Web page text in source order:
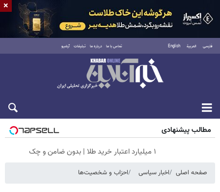
فارسی العربية English تماس با ما درباره ما تبلیغات آرشیو
جمعه ۱۶ مرداد ۱۴۰۵
مطالب پیشنهادی
۱ میلیارد اعتبار خرید طلا | بدون ضامن و چک
صفحه اصلی اخبار سیاسی احزاب و شخصیت‌ها
×